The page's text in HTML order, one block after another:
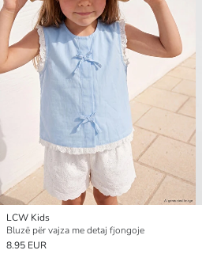
LCW Kids
Bluzë për vajza me detaj fjongoje
8.95 EUR